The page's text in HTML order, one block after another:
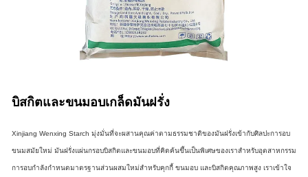
บิสกิตและขนมอบเกล็ดมันฝรั่ง
Xinjiang Wenxing Starch มุ่งมั่นที่จะผสานคุณค่าตามธรรมชาติของมันฝรั่งเข้ากับศิลปะการอบ
ขนมสมัยใหม่ มันฝรั่งแผ่นกรอบบิสกิตและขนมอบที่คิดค้นขึ้นเป็นพิเศษของเราสำหรับอุตสาหกรรม
การอบกำลังกำหนดมาตรฐานส่วนผสมใหม่สำหรับคุกกี้ ขนมอบ และบิสกิตคุณภาพสูง เราเข้าใจ